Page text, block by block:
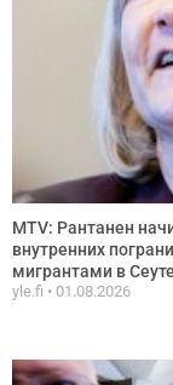
MTV: Рантанен
внутренних
мигрантами в Сеуте
yle.fi 01.08.2026